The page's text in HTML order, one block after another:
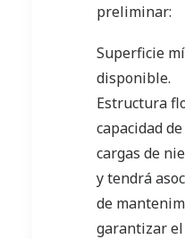
preliminar:
Superficie
disponible.
Estructura
capacidad
cargas de
y tendrá
de
garantizar